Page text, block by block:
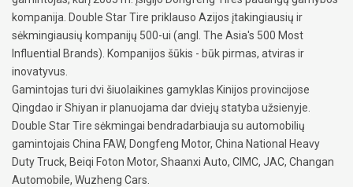
kompanija. Double Star Tire priklauso Azijos įtakingiausių ir
sėkmingiausių kompanijų 500-ui (angl. The Asia's 500 Most
Influential Brands). Kompanijos šūkis - būk pirmas, atviras ir
inovatyvus.
Gamintojas turi dvi šiuolaikines gamyklas Kinijos provincijose
Qingdao ir Shiyan ir planuojama dar dviejų statyba užsienyje.
Double Star Tire sėkmingai bendradarbiauja su automobilių
gamintojais China FAW, Dongfeng Motor, China National Heavy
Duty Truck, Beiqi Foton Motor, Shaanxi Auto, CIMC, JAC, Changan
Automobile, Wuzheng Cars.